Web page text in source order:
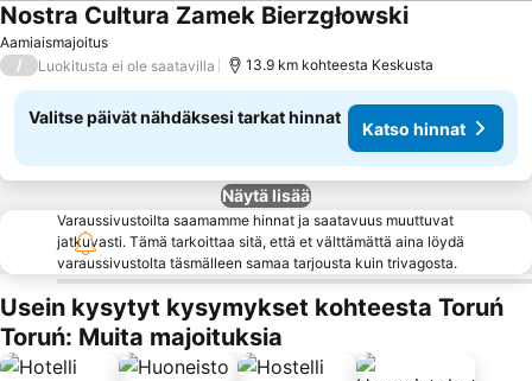
Aamiaismajoitus
Nostra Cultura Zamek BierzgłowskiKatso hinnat
/ Luokitusta ei ole saatavilla 13.9 km kohteesta Keskusta
Valitse päivät nähdäksesi tarkat hinnat
Katso hinnat
Näytä lisää
Varaussivustoilta saamamme hinnat ja saatavuus muuttuvat
jatkuvasti. Tämä tarkoittaa sitä, että et välttämättä aina löydä
varaussivustolta täsmälleen samaa tarjousta kuin trivagosta.
Usein kysytyt kysymykset kohteesta Toruń
Toruń: Muita majoituksia